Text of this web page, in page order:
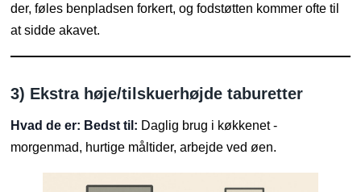
der, føles benpladsen forkert, og fodstøtten kommer ofte til
at sidde akavet.
3) Ekstra høje/tilskuerhøjde taburetter
Hvad de er: Bedst til: Daglig brug i køkkenet -
morgenmad, hurtige måltider, arbejde ved øen.